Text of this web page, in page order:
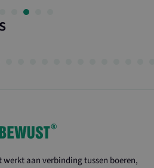
werkt aan verbinding tussen boeren,